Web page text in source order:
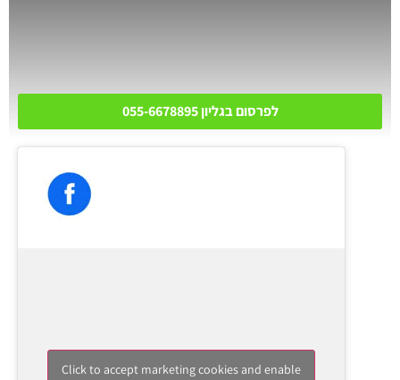
לפרסום בגליון 055-6678895
Click to accept marketing cookies and enable